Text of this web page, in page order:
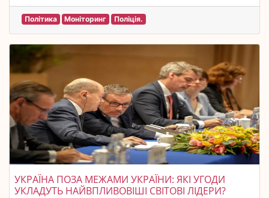
Політика Моніторинг Поліція.
УКРАЇНА ПОЗА МЕЖАМИ УКРАЇНИ: ЯКІ УГОДИ
УКЛАДУТЬ НАЙВПЛИВОВІШІ СВІТОВІ ЛІДЕРИ?